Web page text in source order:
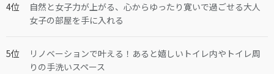
自然と女子力が上がる、心からゆったり寛いで過ごせる大人
女子の部屋を手に入れる
リノベーションで叶える！あると嬉しいトイレ内やトイレ周
りの手洗いスペース